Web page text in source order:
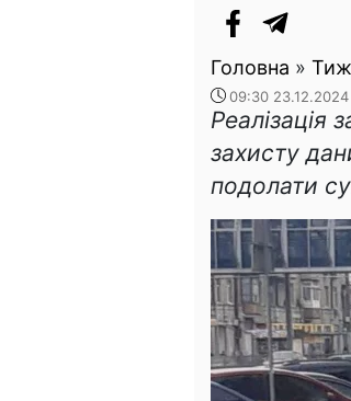
Головна »
09:30 23.12.2024
Реалізація
захисту
подолати